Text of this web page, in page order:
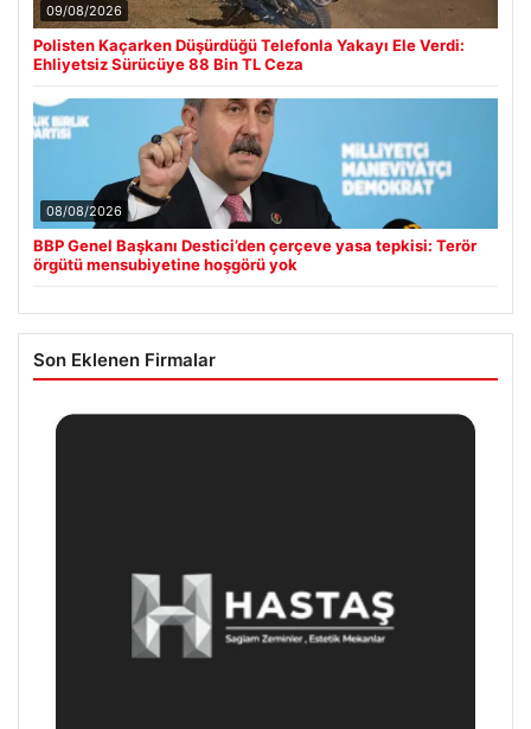
09/08/2026
Polisten Kaçarken Düşürdüğü Telefonla Yakayı Ele Verdi:
Ehliyetsiz Sürücüye 88 Bin TL Ceza
08/08/2026
BBP Genel Başkanı Destici’den çerçeve yasa tepkisi: Terör
örgütü mensubiyetine hoşgörü yok
Son Eklenen Firmalar